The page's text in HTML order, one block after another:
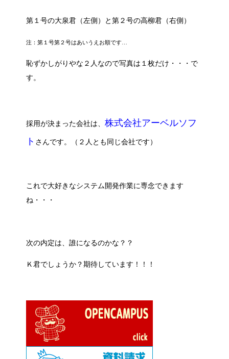
第１号の大泉君（左側）と第２号の高柳君（右側）
注：第１号第２号はあいうえお順です…
恥ずかしがりやな２人なので写真は１枚だけ・・・で
す。
採用が決まった会社は、 株式会社アーベルソフ
ト さんです。（２人とも同じ会社です）
これで大好きなシステム開発作業に専念できます
ね・・・
次の内定は、誰になるのかな？？
Ｋ君でしょうか？期待しています！！！